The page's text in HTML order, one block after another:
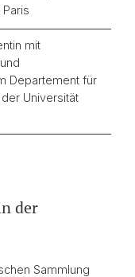
mit
Departement für
Universität
der
Sammlung